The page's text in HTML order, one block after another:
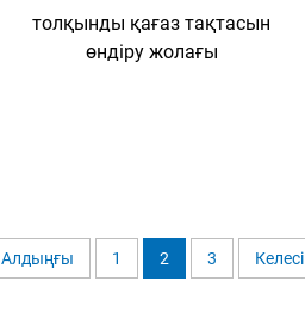
толқынды қағаз тақтасын
өндіру жолағы
Алдыңғы 1 2 3 Келесі